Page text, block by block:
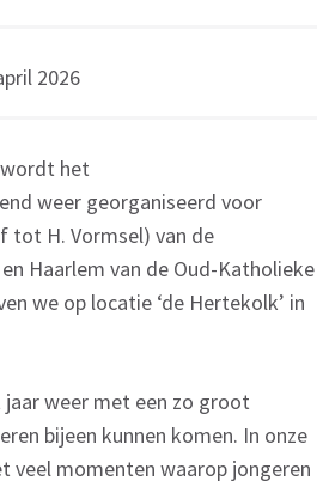
2026
wordt het
weer georganiseerd voor
tot H. Vormsel) van de
Haarlem van de Oud-Katholieke
we op locatie ‘de Hertekolk’ in
weer met een zo groot
bijeen kunnen komen. In onze
veel momenten waarop jongeren